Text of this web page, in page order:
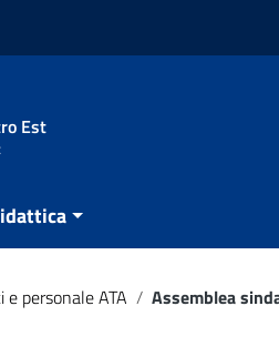
Est
e personale ATA / Assemblea